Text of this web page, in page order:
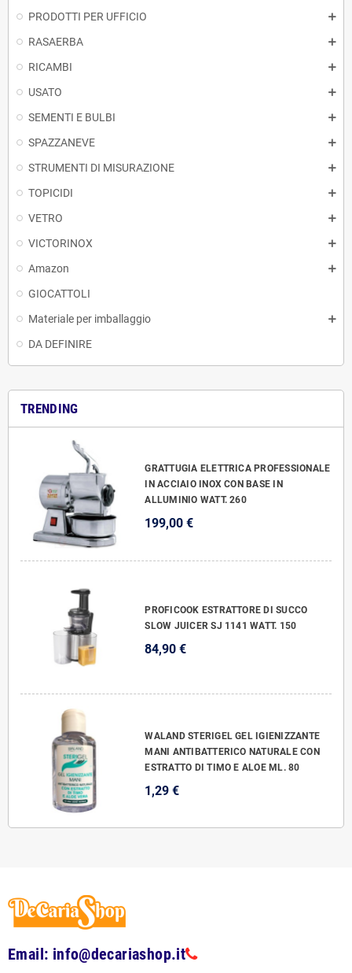
PRODOTTI PER UFFICIO
RASAERBA
RICAMBI
USATO
SEMENTI E BULBI
SPAZZANEVE
STRUMENTI DI MISURAZIONE
TOPICIDI
VETRO
VICTORINOX
Amazon
GIOCATTOLI
Materiale per imballaggio
DA DEFINIRE
TRENDING
GRATTUGIA ELETTRICA PROFESSIONALE
IN ACCIAIO INOX CON BASE IN
ALLUMINIO WATT. 260
199,00 €
PROFICOOK ESTRATTORE DI SUCCO
SLOW JUICER SJ 1141 WATT. 150
84,90 €
WALAND STERIGEL GEL IGIENIZZANTE
MANI ANTIBATTERICO NATURALE CON
ESTRATTO DI TIMO E ALOE ML. 80
1,29 €
Email: info@decariashop.it